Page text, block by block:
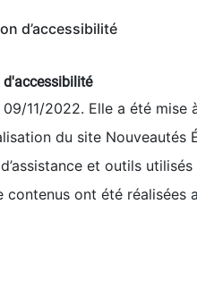
d’accessibilité
d'accessibilité
11/2022. Elle a été
du site Nouveautés
et outils
ont été réalisées